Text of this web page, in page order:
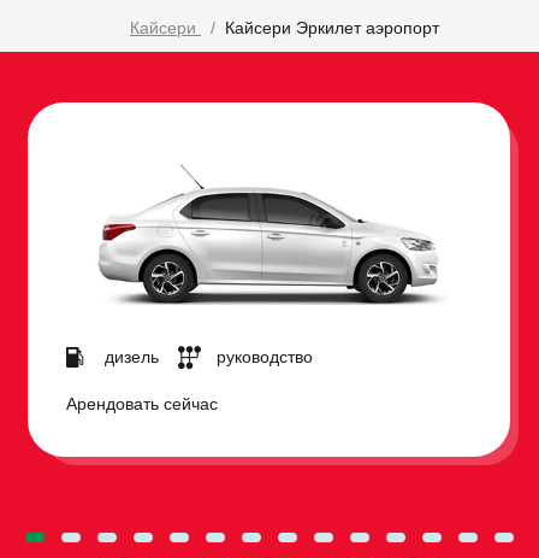
Кайсери Кайсери Эркилет аэропорт
дизель руководство
Арендовать сейчас